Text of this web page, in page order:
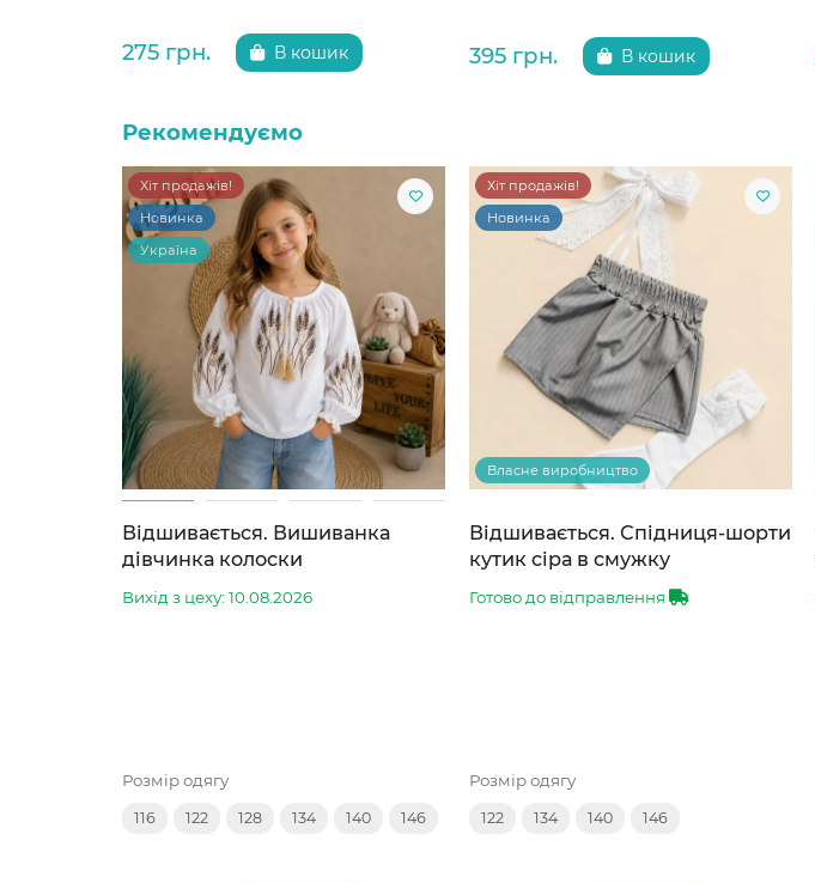
275 грн. В кошик 395 грн. В кошик
Рекомендуємо
Хіт продажів!
Новинка
Україна
Відшивається. Вишиванка
дівчинка колоски
Вихід з цеху: 10.08.2026
Розмір одягу
116 122 128 134 140 146
Хіт продажів!
Новинка
Власне виробництво
Відшивається. Спідниця-шорти
кутик сіра в смужку
Готово до відправлення
Розмір одягу
122 134 140 146